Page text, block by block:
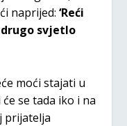
naprijed:‘Reći
drugo svjetlo
moći stajati u
se tada iko i na
prijatelja